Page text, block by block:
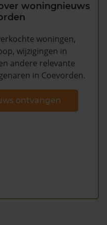
woningnieuws
woningen,
wijzigingen in
andere relevante
in Coevorden.
ontvangen